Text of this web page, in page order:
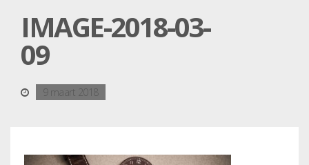
IMAGE-2018-03-
09
9 maart 2018